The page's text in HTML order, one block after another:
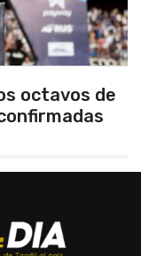
Los
Tandil